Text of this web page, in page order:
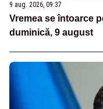
9 aug. 2026, 09:37
Vremea se întoarce
duminică, 9 august